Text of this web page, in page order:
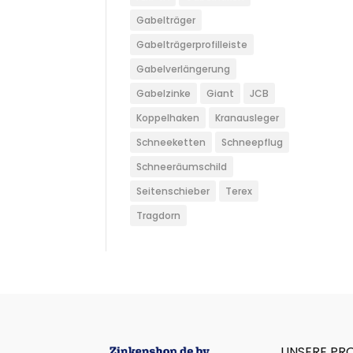
Gabelträger
Gabelträgerprofilleiste
Gabelverlängerung
Gabelzinke
Giant
JCB
Koppelhaken
Kranausleger
Schneeketten
Schneepflug
Schneeräumschild
Seitenschieber
Terex
Tragdorn